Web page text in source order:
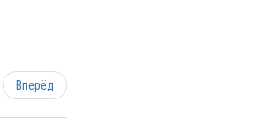
Вперёд